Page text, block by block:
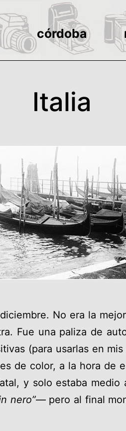
córdoba
Italia
No era la
Fue una paliza de
(para usarlas en
de color, a la hora de
y solo estaba
nero”— pero al final